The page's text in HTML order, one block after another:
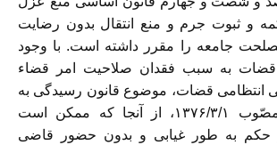
و ثبوت جرم و منع انتقال بدون رضایت
جامعه را مقرر داشته است. با وجود
قضات به سبب فقدان صلاحیت امر قضاء
انتظامی قضات، موضوع قانون رسیدگی به
صلاحیّت قضات مصّوب ۱۳۷۶/۳/۱، از آنجا که ممکن است
به طور غیابی و بدون حضور قاضی